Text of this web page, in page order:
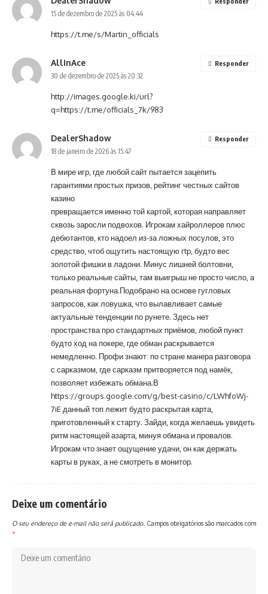
15 de dezembro de 2025 às 04:44
https://t.me/s/Martin_officials
AllInAce
30 de dezembro de 2025 às 20:32
http://images.google.ki/url?
q=https://t.me/officials_7k/983
Responder
DealerShadow
18 de janeiro de 2026 às 15:47
В мире игр, где любой сайт пытается зацепить
гарантиями простых призов, рейтинг честных сайтов
казино
превращается именно той картой, которая направляет
сквозь заросли подвохов. Игрокам хайроллеров плюс
дебютантов, кто надоел из-за ложных посулов, это
средство, чтоб ощутить настоящую rtp, будто вес
золотой фишки в ладони. Минус лишней болтовни,
только реальные сайты, там выигрыш не просто число, а
реальная фортуна.Подобрано на основе гугловых
запросов, как ловушка, что вылавливает самые
актуальные тенденции по рунете. Здесь нет
пространства про стандартных приёмов, любой пункт
будто ход на покере, где обман раскрывается
немедленно. Профи знают: по стране манера разговора
с сарказмом, где сарказм притворяется под намёк,
позволяет избежать обмана.В
https://groups.google.com/g/best-casino/c/LWhfoWj-
7iE данный топ лежит будто раскрытая карта,
приготовленный к старту. Зайди, когда желаешь увидеть
ритм настоящей азарта, минуя обмана и провалов.
Игрокам что знает ощущение удачи, он как держать
карты в руках, а не смотреть в монитор.
Responder
Deixe um comentário
O seu endereço de e-mail não será publicado. Campos obrigatórios são marcados com
*